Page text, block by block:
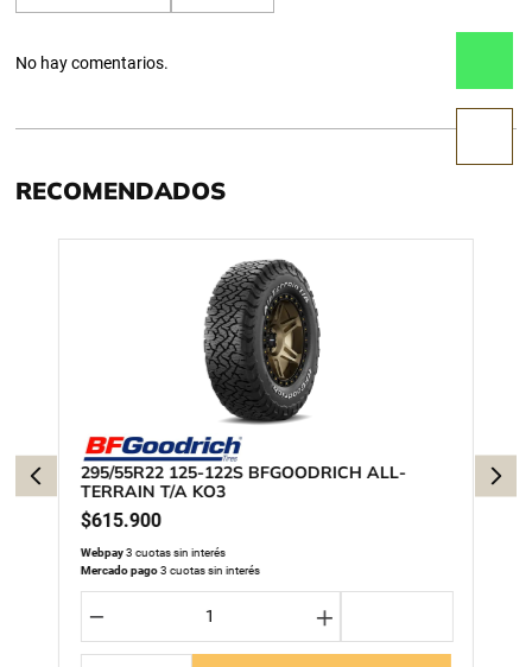
No hay comentarios.
RECOMENDADOS
295/55R22 125-122S BFGOODRICH ALL-
TERRAIN T/A KO3
$615.900
Webpay3 cuotas sin interés
Mercado pago3 cuotas sin interés
＋
－